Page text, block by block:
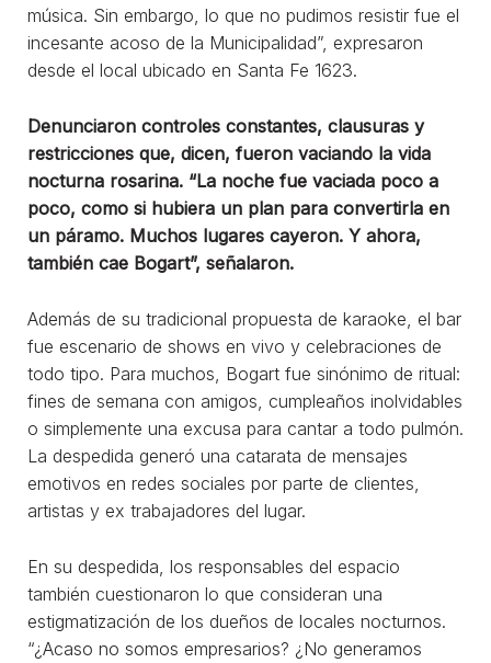
música. Sin embargo, lo que no pudimos resistir fue el
incesante acoso de la Municipalidad”, expresaron
desde el local ubicado en Santa Fe 1623.
Denunciaron controles constantes, clausuras y
restricciones que, dicen, fueron vaciando la vida
nocturna rosarina. “La noche fue vaciada poco a
poco, como si hubiera un plan para convertirla en
un páramo. Muchos lugares cayeron. Y ahora,
también cae Bogart”, señalaron.
Además de su tradicional propuesta de karaoke, el bar
fue escenario de shows en vivo y celebraciones de
todo tipo. Para muchos, Bogart fue sinónimo de ritual:
fines de semana con amigos, cumpleaños inolvidables
o simplemente una excusa para cantar a todo pulmón.
La despedida generó una catarata de mensajes
emotivos en redes sociales por parte de clientes,
artistas y ex trabajadores del lugar.
En su despedida, los responsables del espacio
también cuestionaron lo que consideran una
estigmatización de los dueños de locales nocturnos.
“¿Acaso no somos empresarios? ¿No generamos